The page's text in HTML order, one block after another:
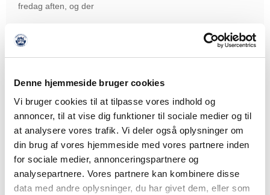
Denne hjemmeside bruger cookies
Vi bruger cookies til at tilpasse vores indhold og
annoncer, til at vise dig funktioner til sociale medier og til
at analysere vores trafik. Vi deler også oplysninger om
din brug af vores hjemmeside med vores partnere inden
for sociale medier, annonceringspartnere og
analysepartnere. Vores partnere kan kombinere disse
data med andre oplysninger, du har givet dem, eller som
fredag aften, og der